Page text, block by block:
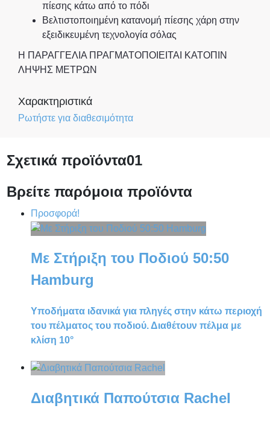
πίεσης κάτω από το πόδι
Βελτιστοποιημένη κατανομή πίεσης χάρη στην
εξειδικευμένη τεχνολογία σόλας
Η ΠΑΡΑΓΓΕΛΙΑ ΠΡΑΓΜΑΤΟΠΟΙΕΙΤΑΙ ΚΑΤΟΠΙΝ
ΛΗΨΗΣ ΜΕΤΡΩΝ
Χαρακτηριστικά
Ρωτήστε για διαθεσιμότητα
Σχετικά προϊόντα01
Βρείτε παρόμοια προϊόντα
Προσφορά!
Με Στήριξη του Ποδιού 50:50
Hamburg
Υποδήματα ιδανικά για πληγές στην κάτω περιοχή
του πέλματος του ποδιού. Διαθέτουν πέλμα με
κλίση 10°
Διαβητικά Παπούτσια Rachel